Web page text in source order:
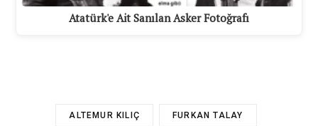
Atatürk'e Ait Sanılan Asker Fotoğrafı
ALTEMUR KILIÇ FURKAN TALAY